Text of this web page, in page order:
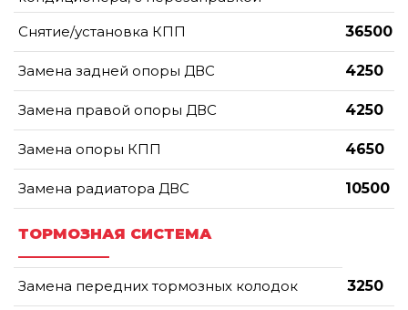
Снятие/установка КПП
36500
Замена задней опоры ДВС 4250
Замена правой опоры ДВС 4250
Замена опоры КПП 4650
Замена радиатора ДВС 10500
ТОРМОЗНАЯ СИСТЕМА
Замена передних тормозных колодок
3250